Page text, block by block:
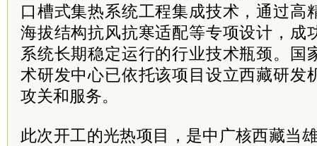
口槽式集热系统工程集成技术，通过高
海拔结构抗风抗寒适配等专项设计，成
系统长期稳定运行的行业技术瓶颈。国
术研发中心已依托该项目设立西藏研发
攻关和服务。
此次开工的光热项目，是中广核西藏当